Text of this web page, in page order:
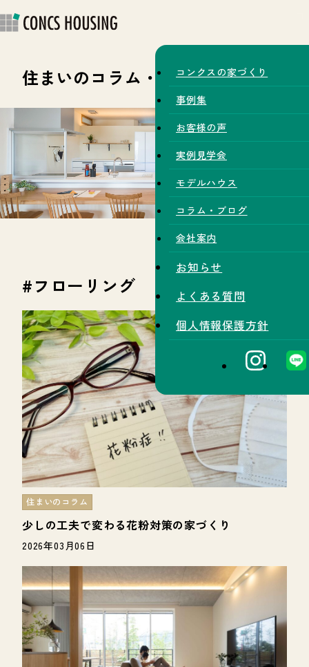
コンクスの家づくり
事例集
お客様の声
実例見学会
モデルハウス
コラム・ブログ
会社案内
お知らせ
よくある質問
個人情報保護方針
住まいのコラム・スタッフブログ
#フローリング
少しの工夫で変わる花粉対策の家づくり
住まいのコラム
2026年03月06日